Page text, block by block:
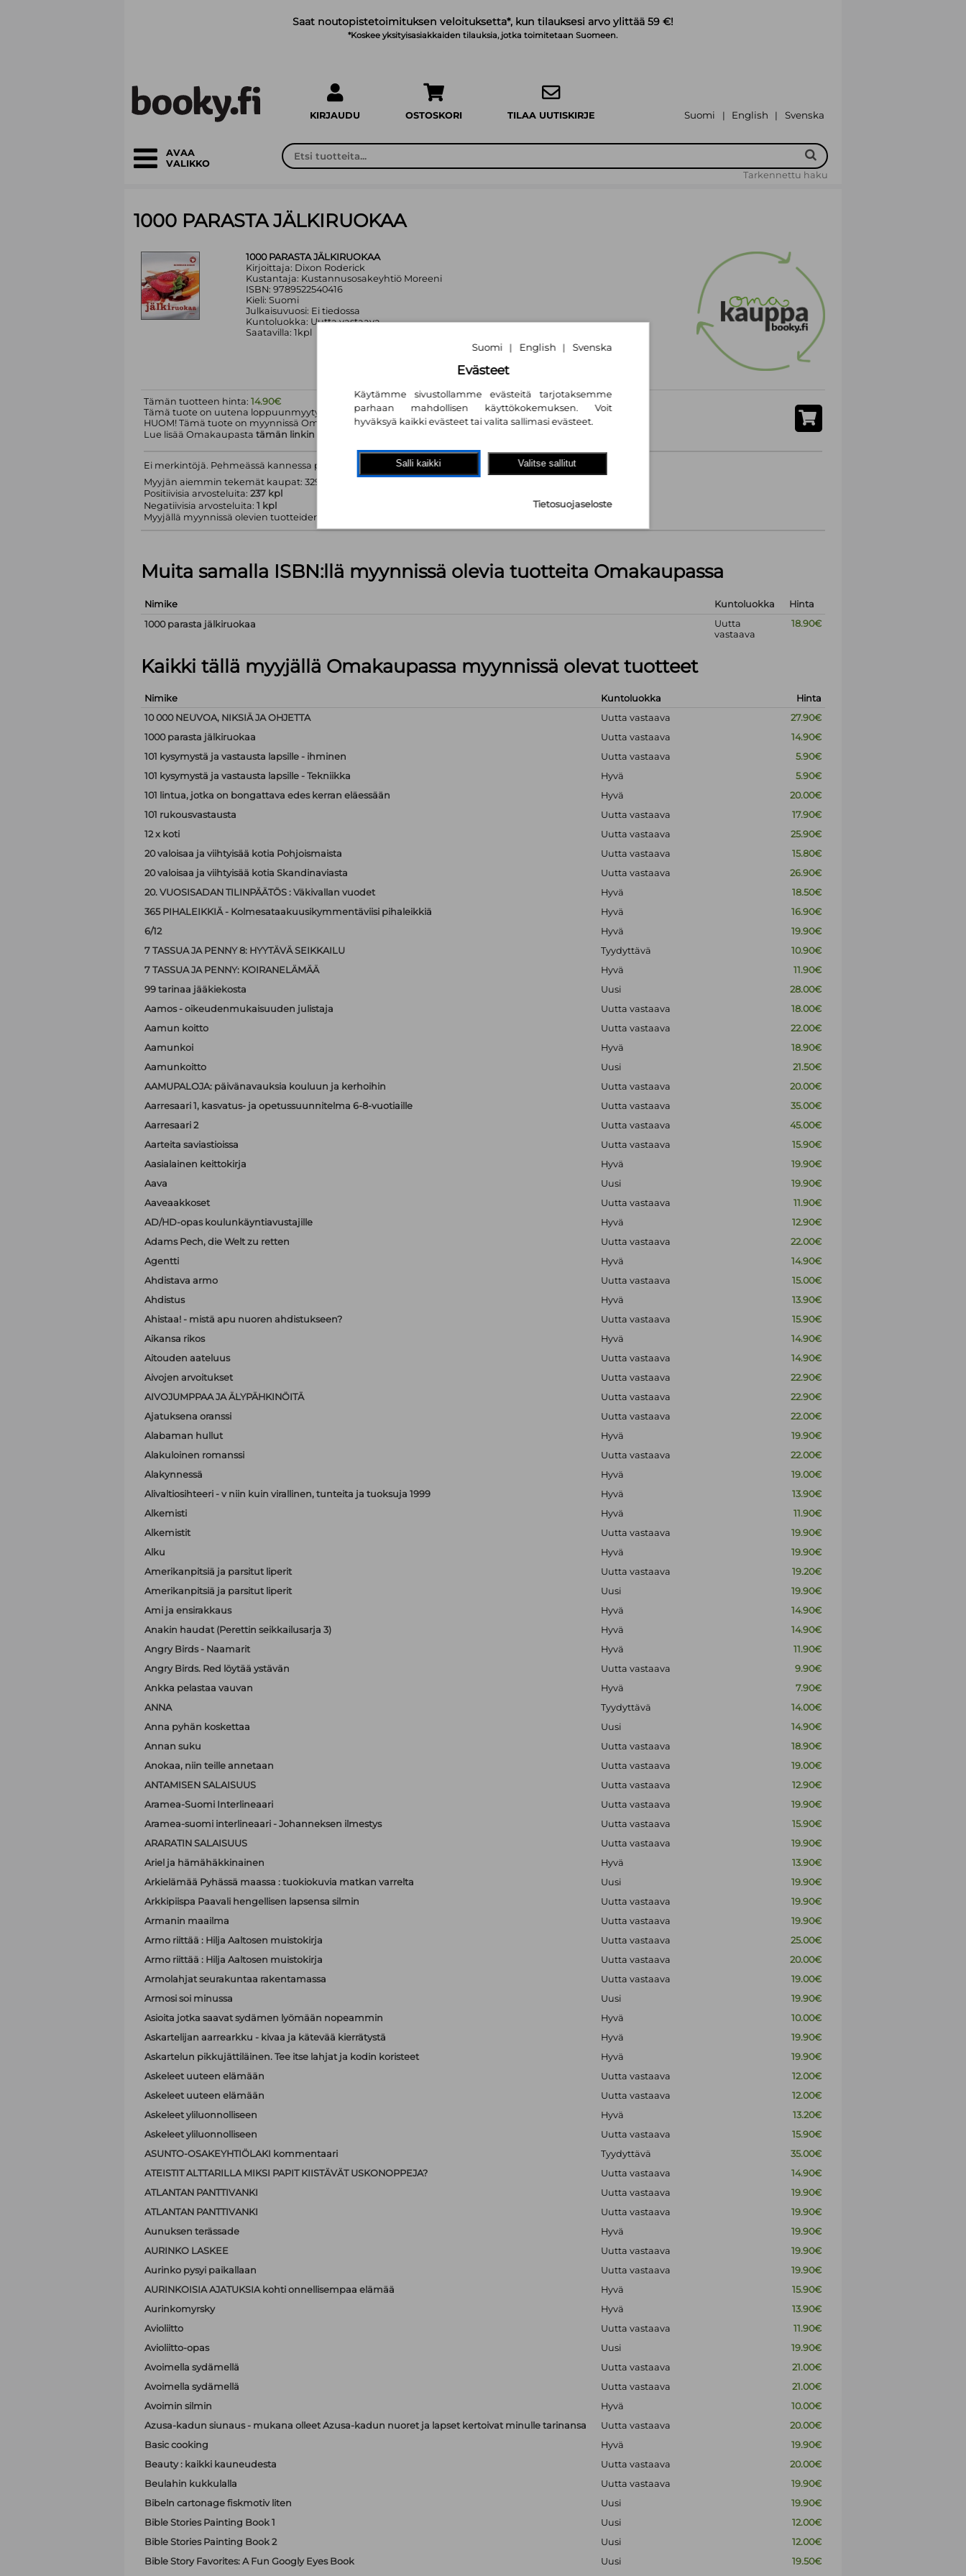
Saat noutopistetoimituksen veloituksetta*, kun tilauksesi arvo ylittää 59 €!
*Koskee yksityisasiakkaiden tilauksia, jotka toimitetaan Suomeen.
KIRJAUDU OSTOSKORI TILAA UUTISKIRJE Suomi | English | Svenska
AVAA
VALIKKO
Tarkennettu haku
1000 PARASTA JÄLKIRUOKAA
1000 PARASTA JÄLKIRUOKAA
Kirjoittaja: Dixon Roderick
Kustantaja: Kustannusosakeyhtiö Moreeni
ISBN: 9789522540416
Kieli: Suomi
Julkaisuvuosi: Ei tiedossa
Kuntoluokka: Uutta vastaava
Saatavilla: 1kpl
Tämän tuotteen hinta: 14.90€
Tämä tuote on uutena loppuunmyyty.
HUOM! Tämä tuote on myynnissä Omakaupassa
Lue lisää Omakaupasta tämän linkin
Ei merkintöjä. Pehmeässä kannessa pieni taittuma
Myyjän aiemmin tekemät kaupat: 329 kpl
Positiivisia arvosteluita: 237 kpl
Negatiivisia arvosteluita: 1 kpl
Myyjällä myynnissä olevien tuotteiden määrä (kts. alla): 1499 kpl
Muita samalla ISBN:llä myynnissä olevia tuotteita Omakaupassa
Nimike Kuntoluokka
Hinta
1000 parasta jälkiruokaa
Uutta
vastaava
18.90€
Kaikki tällä myyjällä Omakaupassa myynnissä olevat tuotteet
Nimike Kuntoluokka
Hinta
10 000 NEUVOA, NIKSIÄ JA OHJETTA
Uutta vastaava
27.90€
1000 parasta jälkiruokaa
Uutta vastaava
14.90€
101 kysymystä ja vastausta lapsille - ihminen
Uutta vastaava
5.90€
101 kysymystä ja vastausta lapsille - Tekniikka
Hyvä
5.90€
101 lintua, jotka on bongattava edes kerran eläessään
Hyvä
20.00€
101 rukousvastausta
Uutta vastaava
17.90€
12 x koti
Uutta vastaava
25.90€
20 valoisaa ja viihtyisää kotia Pohjoismaista
Uutta vastaava
15.80€
20 valoisaa ja viihtyisää kotia Skandinaviasta
Uutta vastaava
26.90€
20. VUOSISADAN TILINPÄÄTÖS : Väkivallan vuodet
Hyvä
18.50€
365 PIHALEIKKIÄ - Kolmesataakuusikymmentäviisi pihaleikkiä
Hyvä
16.90€
6/12
Hyvä
19.90€
7 TASSUA JA PENNY 8: HYYTÄVÄ SEIKKAILU
Tyydyttävä
10.90€
7 TASSUA JA PENNY: KOIRANELÄMÄÄ
Hyvä
11.90€
99 tarinaa jääkiekosta
Uusi
28.00€
Aamos - oikeudenmukaisuuden julistaja
Uutta vastaava
18.00€
Aamun koitto
Uutta vastaava
22.00€
Aamunkoi
Hyvä
18.90€
Aamunkoitto
Uusi
21.50€
AAMUPALOJA: päivänavauksia kouluun ja kerhoihin
Uutta vastaava
20.00€
Aarresaari 1, kasvatus- ja opetussuunnitelma 6-8-vuotiaille
Uutta vastaava
35.00€
Aarresaari 2
Uutta vastaava
45.00€
Aarteita saviastioissa
Uutta vastaava
15.90€
Aasialainen keittokirja
Hyvä
19.90€
Aava
Uusi
19.90€
Aaveaakkoset
Uutta vastaava
11.90€
AD/HD-opas koulunkäyntiavustajille
Hyvä
12.90€
Adams Pech, die Welt zu retten
Uutta vastaava
22.00€
Agentti
Hyvä
14.90€
Ahdistava armo
Uutta vastaava
15.00€
Ahdistus
Hyvä
13.90€
Ahistaa! - mistä apu nuoren ahdistukseen?
Uutta vastaava
15.90€
Aikansa rikos
Hyvä
14.90€
Aitouden aateluus
Uutta vastaava
14.90€
Aivojen arvoitukset
Uutta vastaava
22.90€
AIVOJUMPPAA JA ÄLYPÄHKINÖITÄ
Uutta vastaava
22.90€
Ajatuksena oranssi
Uutta vastaava
22.00€
Alabaman hullut
Hyvä
19.90€
Alakuloinen romanssi
Uutta vastaava
22.00€
Alakynnessä
Hyvä
19.00€
Alivaltiosihteeri - v niin kuin virallinen, tunteita ja tuoksuja 1999
Hyvä
13.90€
Alkemisti
Hyvä
11.90€
Alkemistit
Uutta vastaava
19.90€
Alku
Hyvä
19.90€
Amerikanpitsiä ja parsitut liperit
Uutta vastaava
19.20€
Amerikanpitsiä ja parsitut liperit
Uusi
19.90€
Ami ja ensirakkaus
Hyvä
14.90€
Anakin haudat (Perettin seikkailusarja 3)
Hyvä
14.90€
Angry Birds - Naamarit
Hyvä
11.90€
Angry Birds. Red löytää ystävän
Uutta vastaava
9.90€
Ankka pelastaa vauvan
Hyvä
7.90€
ANNA
Tyydyttävä
14.00€
Anna pyhän koskettaa
Uusi
14.90€
Annan suku
Uutta vastaava
18.90€
Anokaa, niin teille annetaan
Uutta vastaava
19.00€
ANTAMISEN SALAISUUS
Uutta vastaava
12.90€
Aramea-Suomi Interlineaari
Uutta vastaava
19.90€
Aramea-suomi interlineaari - Johanneksen ilmestys
Uutta vastaava
15.90€
ARARATIN SALAISUUS
Uutta vastaava
19.90€
Ariel ja hämähäkkinainen
Hyvä
13.90€
Arkielämää Pyhässä maassa : tuokiokuvia matkan varrelta
Uusi
19.90€
Arkkipiispa Paavali hengellisen lapsensa silmin
Uutta vastaava
19.90€
Armanin maailma
Uutta vastaava
19.90€
Armo riittää : Hilja Aaltosen muistokirja
Uutta vastaava
25.00€
Armo riittää : Hilja Aaltosen muistokirja
Uutta vastaava
20.00€
Armolahjat seurakuntaa rakentamassa
Uutta vastaava
19.00€
Armosi soi minussa
Uusi
19.90€
Asioita jotka saavat sydämen lyömään nopeammin
Hyvä
10.00€
Askartelijan aarrearkku - kivaa ja kätevää kierrätystä
Hyvä
19.90€
Askartelun pikkujättiläinen. Tee itse lahjat ja kodin koristeet
Hyvä
19.90€
Askeleet uuteen elämään
Uutta vastaava
12.00€
Askeleet uuteen elämään
Uutta vastaava
12.00€
Askeleet yliluonnolliseen
Hyvä
13.20€
Askeleet yliluonnolliseen
Uutta vastaava
15.90€
ASUNTO-OSAKEYHTIÖLAKI kommentaari
Tyydyttävä
35.00€
ATEISTIT ALTTARILLA MIKSI PAPIT KIISTÄVÄT USKONOPPEJA?
Uutta vastaava
14.90€
ATLANTAN PANTTIVANKI
Uutta vastaava
19.90€
ATLANTAN PANTTIVANKI
Uutta vastaava
19.90€
Aunuksen terässade
Hyvä
19.90€
AURINKO LASKEE
Uutta vastaava
19.90€
Aurinko pysyi paikallaan
Uutta vastaava
19.90€
AURINKOISIA AJATUKSIA kohti onnellisempaa elämää
Hyvä
15.90€
Aurinkomyrsky
Hyvä
13.90€
Avioliitto
Uutta vastaava
11.90€
Avioliitto-opas
Uusi
19.90€
Avoimella sydämellä
Uutta vastaava
21.00€
Avoimella sydämellä
Uutta vastaava
21.00€
Avoimin silmin
Hyvä
10.00€
Azusa-kadun siunaus - mukana olleet Azusa-kadun nuoret ja lapset kertoivat minulle tarinansa
Uutta vastaava
20.00€
Basic cooking
Hyvä
19.90€
Beauty : kaikki kauneudesta
Uutta vastaava
20.00€
Beulahin kukkulalla
Uutta vastaava
19.90€
Bibeln cartonage fiskmotiv liten
Uusi
19.90€
Bible Stories Painting Book 1
Uusi
12.00€
Bible Stories Painting Book 2
Uusi
12.00€
Bible Story Favorites: A Fun Googly Eyes Book
Uusi
19.50€
Suomi | English | Svenska
Evästeet
Käytämme sivustollamme evästeitä tarjotaksemme
parhaan mahdollisen käyttökokemuksen. Voit
hyväksyä kaikki evästeet tai valita sallimasi evästeet.
Salli kaikki Valitse sallitut
Tietosuojaseloste